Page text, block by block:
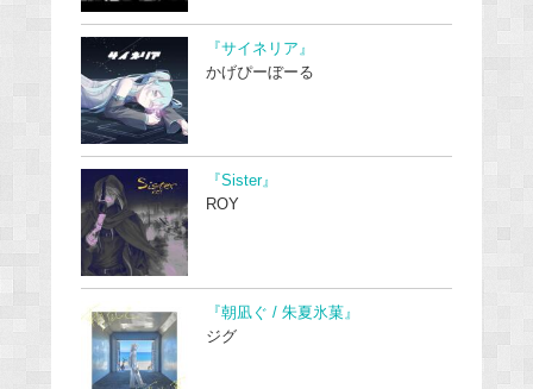
『サイネリア』
かげぴーぼーる
『Sister』
ROY
『朝凪ぐ / 朱夏氷菓』
ジグ